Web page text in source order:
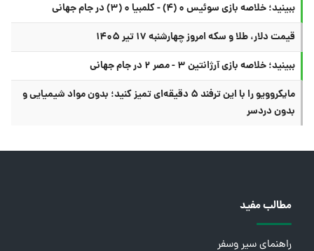
ببینید؛ خلاصه بازی سوئیس ۰ (۴) - کلمبیا ۰ (۳) در جام جهانی
قیمت دلار، طلا و سکه امروز چهارشنبه ۱۷ تیر ۱۴۰۵
ببینید؛ خلاصه بازی آرژانتین ۳ - مصر ۲ در جام جهانی
مایکروویو را با این ترفند ۵ دقیقه‌ای تمیز کنید؛ بدون مواد شیمیایی و
بدون دردسر
مطالب مفید
راهنمای سیر وسفر